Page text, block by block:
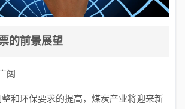
的前景展望
阔
和环保要求的提高，煤炭产业将迎来新